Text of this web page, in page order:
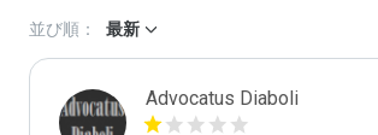
並び順： 最新
Advocatus Diaboli